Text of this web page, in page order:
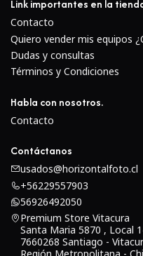
Link importantes en la
Contacto
Quiero vender mis equipos
Dudas y consultas
Términos y Condiciones
Habla con nosotros.
Contacto
Contáctanos
usados@horizontalfoto.cl
+56229557903
56926492050
Premium Store Vitacura
Santa Maria 5870 , Local
7660268 Santiago -